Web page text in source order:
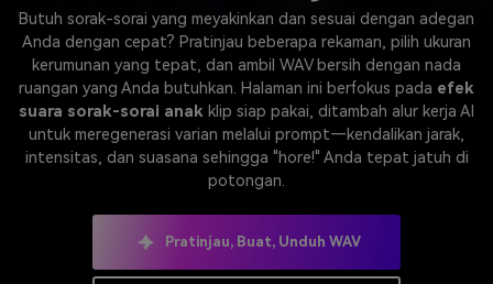
Model AI yang Didukung
Editor Gambar AI
Editor Audio AI
Find More Solutions >>
Efek Foto
Panduan Pengguna Apa yang Baru
FAQs Hubungi Kami
Harga
Veo3
Butuh sorak-sorai yang meyakinkan dan sesuai dengan adegan
Anda dengan cepat? Pratinjau beberapa rekaman, pilih ukuran
kerumunan yang tepat, dan ambil WAV bersih dengan nada
ruangan yang Anda butuhkan. Halaman ini berfokus pada efek
suara sorak-sorai anak klip siap pakai, ditambah alur kerja AI
untuk meregenerasi varian melalui prompt—kendalikan jarak,
intensitas, dan suasana sehingga "hore!" Anda tepat jatuh di
potongan.
Pratinjau, Buat, Unduh WAV